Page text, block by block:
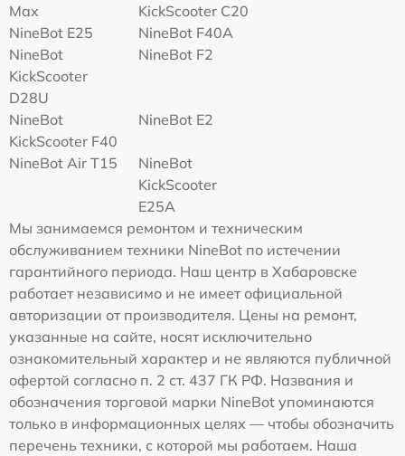
Max
KickScooter C20
NineBot E25
NineBot F40A
NineBot
KickScooter
D28U
NineBot F2
NineBot
KickScooter F40
NineBot E2
NineBot Air T15
NineBot
KickScooter
E25A
Мы занимаемся ремонтом и техническим
обслуживанием техники NineBot по истечении
гарантийного периода. Наш центр в Хабаровске
работает независимо и не имеет официальной
авторизации от производителя. Цены на ремонт,
указанные на сайте, носят исключительно
ознакомительный характер и не являются публичной
офертой согласно п. 2 ст. 437 ГК РФ. Названия и
обозначения торговой марки NineBot упоминаются
только в информационных целях — чтобы обозначить
перечень техники, с которой мы работаем. Наша